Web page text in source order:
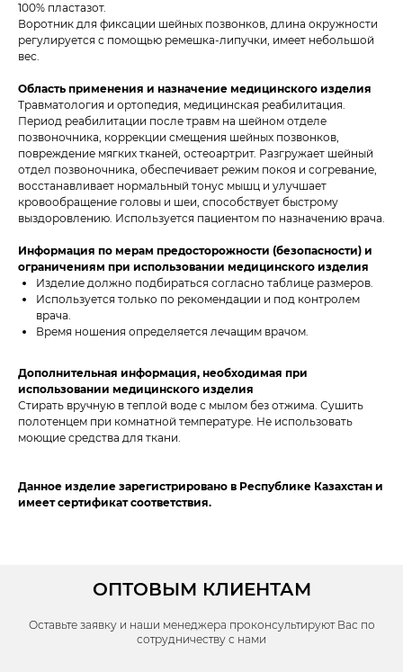
100% пластазот.
Воротник для фиксации шейных позвонков, длина окружности
регулируется с помощью ремешка-липучки, имеет небольшой
вес.
Область применения и назначение медицинского изделия
Травматология и ортопедия, медицинская реабилитация.
Период реабилитации после травм на шейном отделе
позвоночника, коррекции смещения шейных позвонков,
повреждение мягких тканей, остеоартрит. Разгружает шейный
отдел позвоночника, обеспечивает режим покоя и согревание,
восстанавливает нормальный тонус мышц и улучшает
кровообращение головы и шеи, способствует быстрому
выздоровлению. Используется пациентом по назначению врача.
Информация по мерам предосторожности (безопасности) и
ограничениям при использовании медицинского изделия
Изделие должно подбираться согласно таблице размеров.
Используется только по рекомендации и под контролем
врача.
Время ношения определяется лечащим врачом.
Дополнительная информация, необходимая при
использовании медицинского изделия
Стирать вручную в теплой воде с мылом без отжима. Сушить
полотенцем при комнатной температуре. Не использовать
моющие средства для ткани.
Данное изделие зарегистрировано в Республике Казахстан и
имеет сертификат соответствия.
ОПТОВЫМ КЛИЕНТАМ
Оставьте заявку и наши менеджера проконсультируют Вас по
сотрудничеству с нами